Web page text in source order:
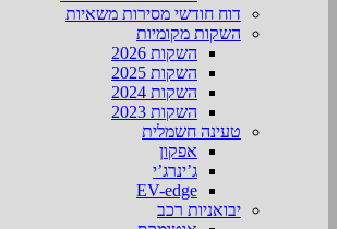
דוח חודשי מסירות משאיות
השקות מקומיות
השקות 2026
השקות 2025
השקות 2024
השקות 2023
טעינה חשמלית
אפקון
ג’ינרג’י
EV-edge
יבואניות רכב